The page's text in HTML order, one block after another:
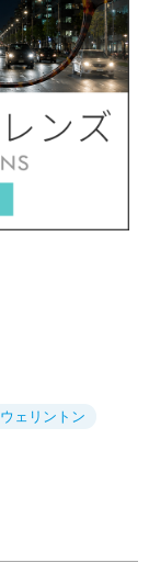
ウェリントン